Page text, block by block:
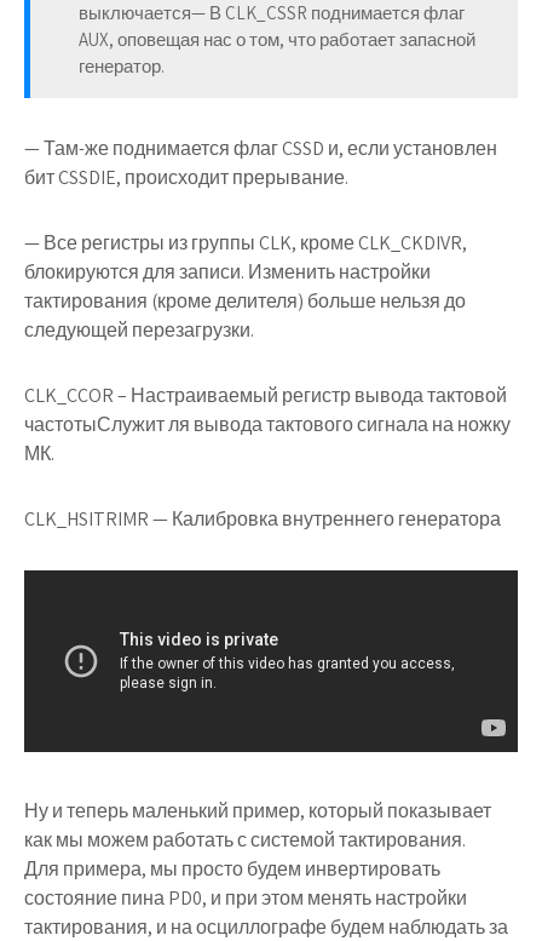
выключается— В CLK_CSSR поднимается флаг
AUX, оповещая нас о том, что работает запасной
генератор.
— Там-же поднимается флаг CSSD и, если установлен
бит CSSDIE, происходит прерывание.
— Все регистры из группы CLK, кроме CLK_CKDIVR,
блокируются для записи. Изменить настройки
тактирования (кроме делителя) больше нельзя до
следующей перезагрузки.
CLK_CCOR– Настраиваемый регистр вывода тактовой
частотыСлужит ля вывода тактового сигнала на ножку
МК.
CLK_HSITRIMR— Калибровка внутреннего генератора
Ну и теперь маленький пример, который показывает
как мы можем работать с системой тактирования.
Для примера, мы просто будем инвертировать
состояние пина PD0, и при этом менять настройки
тактирования, и на осциллографе будем наблюдать за